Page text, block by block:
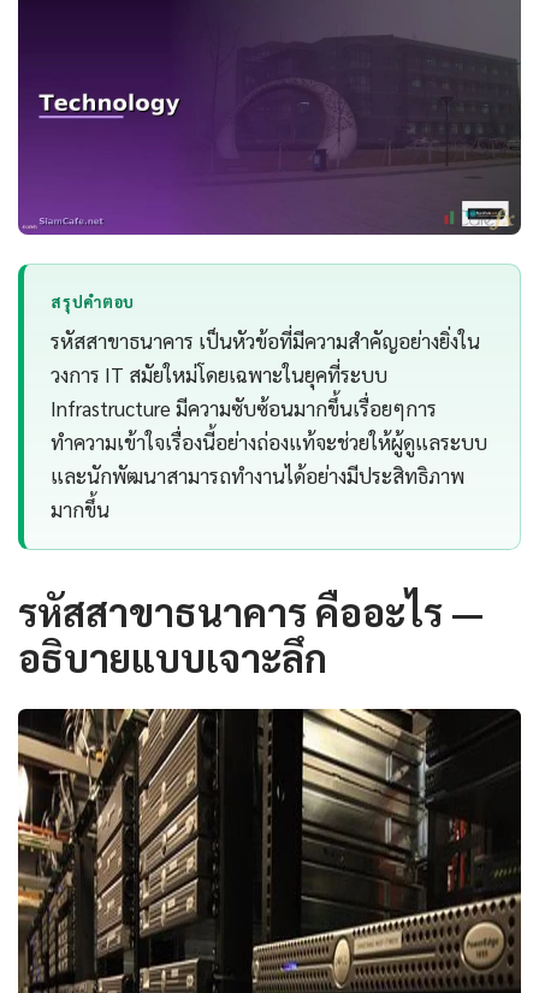
สรุปคำตอบ
รหัสสาขาธนาคาร เป็นหัวข้อที่มีความสำคัญอย่างยิ่งใน
วงการ IT สมัยใหม่โดยเฉพาะในยุคที่ระบบ
Infrastructure มีความซับซ้อนมากขึ้นเรื่อยๆการ
ทำความเข้าใจเรื่องนี้อย่างถ่องแท้จะช่วยให้ผู้ดูแลระบบ
และนักพัฒนาสามารถทำงานได้อย่างมีประสิทธิภาพ
มากขึ้น
รหัสสาขาธนาคาร คืออะไร —
อธิบายแบบเจาะลึก